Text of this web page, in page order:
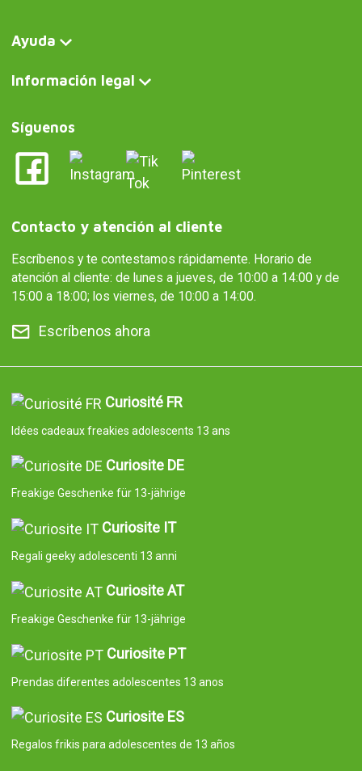
Ayuda
Información legal
Síguenos
Contacto y atención al cliente
Escríbenos y te contestamos rápidamente. Horario de
atención al cliente: de lunes a jueves, de 10:00 a 14:00 y de
15:00 a 18:00; los viernes, de 10:00 a 14:00.
Escríbenos ahora
Curiosité FR
Idées cadeaux freakies adolescents 13 ans
Curiosite DE
Freakige Geschenke für 13-jährige
Curiosite IT
Regali geeky adolescenti 13 anni
Curiosite AT
Freakige Geschenke für 13-jährige
Curiosite PT
Prendas diferentes adolescentes 13 anos
Curiosite ES
Regalos frikis para adolescentes de 13 años